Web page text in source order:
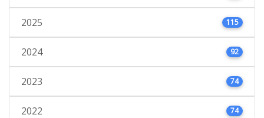
2025 115
2024 92
2023 74
2022 74